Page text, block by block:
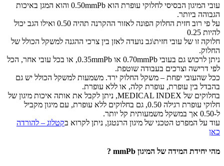
עובי המיגון הבסיסי לחלוקי עופרת הוא 0.50mmPb והוא המגן באיכות
הגבוהה ביותר.
על פי רוב חזית החלוק הפונה לאזור ההקרנה תהיה 0.50 ואילו הגב יכול
להיות 0.25
חלוקה זו של עובי חזית\גב נועדה לאזן בין צרכי ההגנה למשקל הכולל של
החלוק.
ניתן לרכוש גם בעובי 0.70mmPb או 0.35mmPb, או בכל עובי אחר, הכל
לפי דרישה וצרכים בעבודה שוטפת.
ככל שהעובי יפחת – משקל החלוק ירד. משמעות למשקל הכולל יש גם
בהבדל בין עופרת, עופרת קלה, או ללא עופרת.
בחלוקים של MEDICAL INDEX, ניתן לקבל את אותה איכות מיגון של
חלוקי עופרת רגילה 0.50, גם בחלוקים ללא עופרת, עם מיגון מקביל
ל-0.50 אך במשקל משמעותית קל יותר.
עוד על המפרט הטכני של מיגון הרנטגן, ניתן לקרוא בקטלוג – להורדה
כאן
מהי יחידת המידה של המיגון mmPb ?